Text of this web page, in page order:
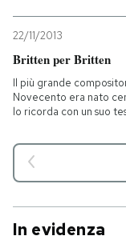
22/11/2013
Britten per Britten
Il più grande
Novecento era nato
lo ricorda con un suo
In evidenza